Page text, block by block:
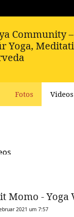
Fotos Videos
Momo - Yoga
2021 um 7:57